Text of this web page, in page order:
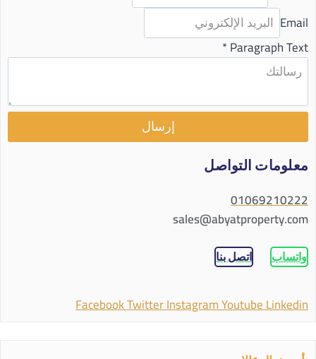
Email
Paragraph Text
*
إرسال
معلومات التواصل
01069210222
sales@abyatproperty.com
واتساب اتصل بنا
FacebookTwitterInstagramYoutubeLinkedin